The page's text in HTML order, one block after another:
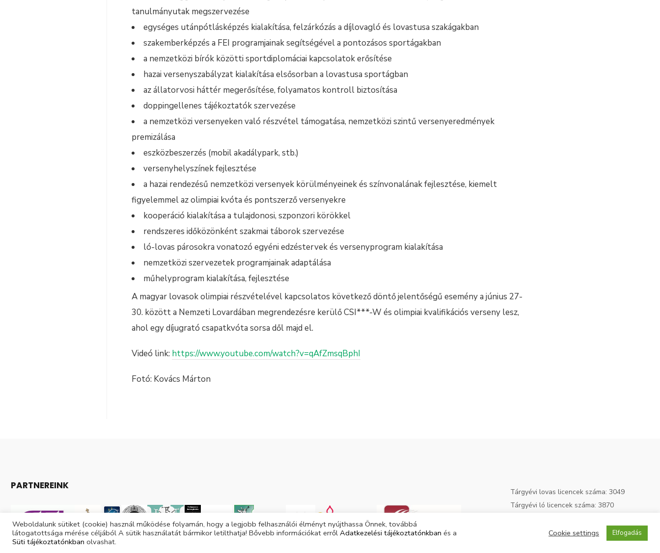
tanulmányutak megszervezése
egységes utánpótlásképzés kialakítása, felzárkózás a díjlovagló és lovastusa szakágakban
szakemberképzés a FEI programjainak segítségével a pontozásos sportágakban
a nemzetközi bírók közötti sportdiplomáciai kapcsolatok erősítése
hazai versenyszabályzat kialakítása elsősorban a lovastusa sportágban
az állatorvosi háttér megerősítése, folyamatos kontroll biztosítása
doppingellenes tájékoztatók szervezése
a nemzetközi versenyeken való részvétel támogatása, nemzetközi szintű versenyeredmények
premizálása
eszközbeszerzés (mobil akadálypark, stb.)
versenyhelyszínek fejlesztése
a hazai rendezésű nemzetközi versenyek körülményeinek és színvonalának fejlesztése, kiemelt
figyelemmel az olimpiai kvóta és pontszerző versenyekre
kooperáció kialakítása a tulajdonosi, szponzori körökkel
rendszeres időközönként szakmai táborok szervezése
ló-lovas párosokra vonatozó egyéni edzéstervek és versenyprogram kialakítása
nemzetközi szervezetek programjainak adaptálása
műhelyprogram kialakítása, fejlesztése
A magyar lovasok olimpiai részvételével kapcsolatos következő döntő jelentőségű esemény a június 27-
30. között a Nemzeti Lovardában megrendezésre kerülő CSI***-W és olimpiai kvalifikációs verseny lesz,
ahol egy díjugrató csapatkvóta sorsa dől majd el.
Videó link: https://www.youtube.com/watch?v=qAfZmsqBphI
Fotó: Kovács Márton
PARTNEREINK
Tárgyévi lovas licencek száma: 3049
Tárgyévi ló licencek száma: 3870
Weboldalunk sütiket (cookie) használ működése folyamán, hogy a legjobb felhasználói élményt nyújthassa Önnek, továbbá
látogatottsága mérése céljából A sütik használatát bármikor letilthatja! Bővebb információkat erről Adatkezelési tájékoztatónkban és a
Süti tájékoztatónkban olvashat.
Cookie settings Elfogadás